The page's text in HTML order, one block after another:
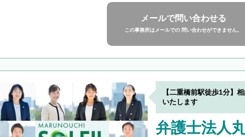
メールで問い合わせる
この事務所はメールでの 問い合わせができません。
【二重橋前駅徒歩1分】
いたします
弁護士法人